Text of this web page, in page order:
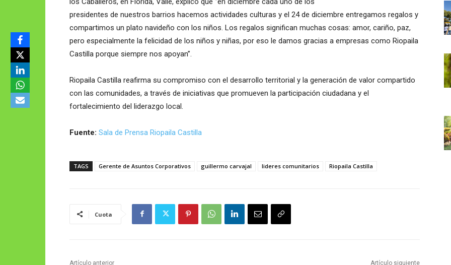
presidentes de nuestros barrios hacemos actividades culturas y el 24 de diciembre entregamos regalos y
compartimos un plato navideño con los niños. Los regalos significan muchas cosas: amor, cariño, paz,
pero especialmente la felicidad de los niños y niñas, por eso le damos gracias a empresas como Riopaila
Castilla porque siempre nos apoyan”.
Riopaila Castilla reafirma su compromiso con el desarrollo territorial y la generación de valor compartido
con las comunidades, a través de iniciativas que promueven la participación ciudadana y el
fortalecimiento del liderazgo local.
Fuente: Sala de Prensa Riopaila Castilla
TAGS Gerente de Asuntos Corporativos guillermo carvajal lideres comunitarios Riopaila Castilla
Cuota
Artículo anterior Artículo siguiente